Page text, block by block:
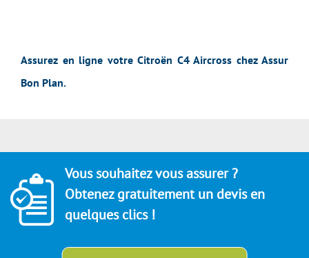
Assurez en ligne votre Citroën C4 Aircross chez Assur
Bon Plan.
Vous souhaitez vous assurer ?
Obtenez gratuitement un devis en
quelques clics !